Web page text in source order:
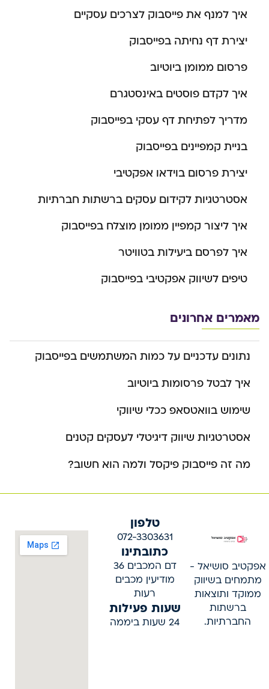
איך למנף את פייסבוק לצרכים עסקיים
יצירת דף נחיתה בפייסבוק
פרסום ממומן ביוטיוב
איך לקדם פוסטים באינסטגרם
מדריך לפתיחת דף עסקי בפייסבוק
בניית קמפיינים בפייסבוק
יצירת פרסום בוידאו אפקטיבי
אסטרטגיות לקידום עסקים ברשתות חברתיות
איך ליצור קמפיין ממומן מוצלח בפייסבוק
איך לפרסם ביעילות בטוויטר
טיפים לשיווק אפקטיבי בפייסבוק
מאמרים אחרונים
נתונים עדכניים על כמות המשתמשים בפייסבוק
איך לבטל פרסומות ביוטיוב
שימוש בוואטסאפ ככלי שיווקי
אסטרטגיות שיווק דיגיטלי לעסקים קטנים
מה זה פייסבוק פיקסל ולמה הוא חשוב?
אפקטיב סושיאל -
מתמחים בשיווק
ממוקד ותוצאות
ברשתות
החברתיות.
טלפון
072-3303631
כתובתינו
דם המכבים 36
מודיעין מכבים
רעות
שעות פעילות
24 שעות ביממה